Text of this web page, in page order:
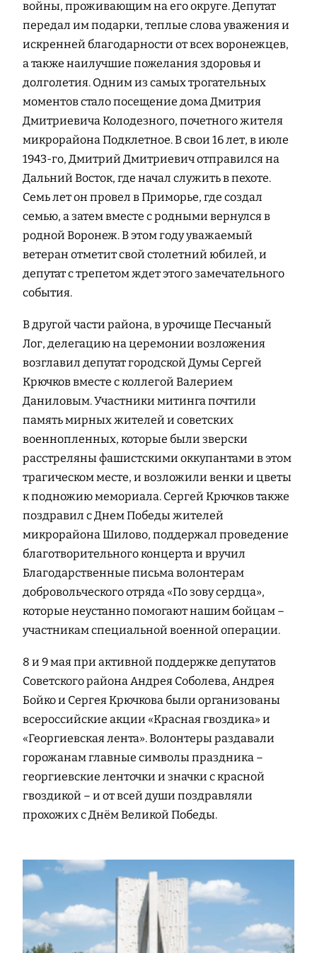
войны, проживающим на его округе. Депутат
передал им подарки, теплые слова уважения и
искренней благодарности от всех воронежцев,
а также наилучшие пожелания здоровья и
долголетия. Одним из самых трогательных
моментов стало посещение дома Дмитрия
Дмитриевича Колодезного, почетного жителя
микрорайона Подклетное. В свои 16 лет, в июле
1943-го, Дмитрий Дмитриевич отправился на
Дальний Восток, где начал служить в пехоте.
Семь лет он провел в Приморье, где создал
семью, а затем вместе с родными вернулся в
родной Воронеж. В этом году уважаемый
ветеран отметит свой столетний юбилей, и
депутат с трепетом ждет этого замечательного
события.
В другой части района, в урочище Песчаный
Лог, делегацию на церемонии возложения
возглавил депутат городской Думы Сергей
Крючков вместе с коллегой Валерием
Даниловым. Участники митинга почтили
память мирных жителей и советских
военнопленных, которые были зверски
расстреляны фашистскими оккупантами в этом
трагическом месте, и возложили венки и цветы
к подножию мемориала. Сергей Крючков также
поздравил с Днем Победы жителей
микрорайона Шилово, поддержал проведение
благотворительного концерта и вручил
Благодарственные письма волонтерам
добровольческого отряда «По зову сердца»,
которые неустанно помогают нашим бойцам –
участникам специальной военной операции.
8 и 9 мая при активной поддержке депутатов
Советского района Андрея Соболева, Андрея
Бойко и Сергея Крючкова были организованы
всероссийские акции «Красная гвоздика» и
«Георгиевская лента». Волонтеры раздавали
горожанам главные символы праздника –
георгиевские ленточки и значки с красной
гвоздикой – и от всей души поздравляли
прохожих с Днём Великой Победы.